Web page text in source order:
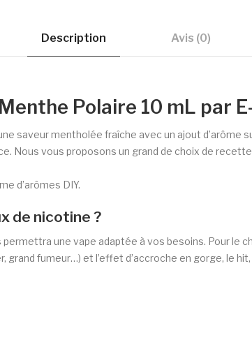
Description Avis (0)
Polaire 10 mL par
saveur mentholée fraîche avec un ajout d’arôme
Nous vous proposons un grand de choix de
d’arômes DIY.
de nicotine ?
une vape adaptée à vos besoins. Pour le
fumeur…) et l’effet d’accroche en gorge, le